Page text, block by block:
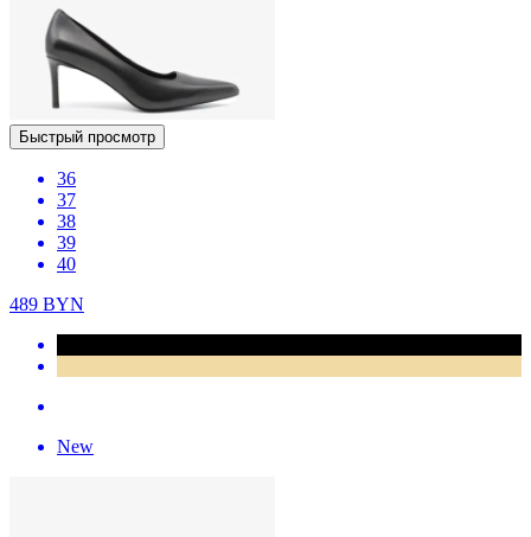
Быстрый просмотр
36
37
38
39
40
489 BYN
New